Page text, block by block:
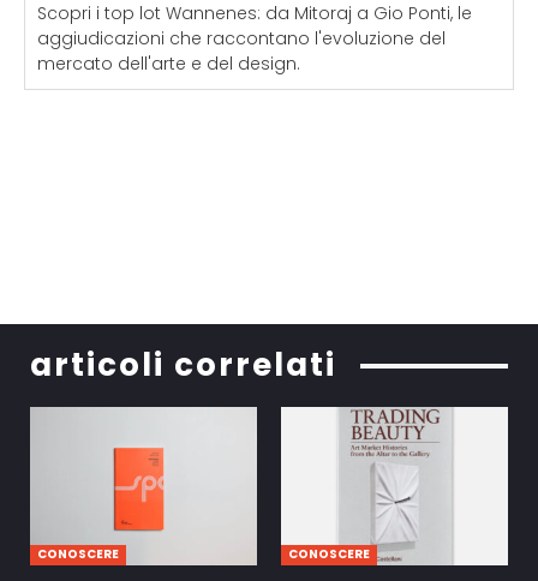
Scopri i top lot Wannenes: da Mitoraj a Gio Ponti, le
aggiudicazioni che raccontano l'evoluzione del
mercato dell'arte e del design.
articoli correlati
CONOSCERE CONOSCERE